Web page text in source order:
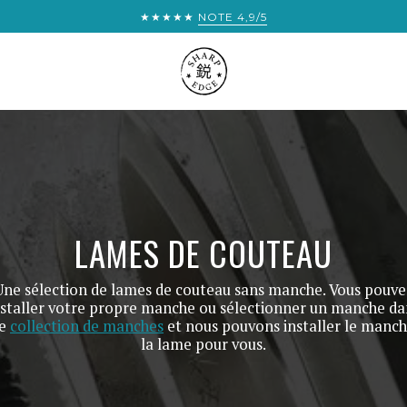
★★★★★ NOTE 4,9/5
LAMES DE COUTEAU
sélection de lames de couteau sans manche. Vous
votre propre manche ou sélectionner un manche
collection de manches et nous pouvons installer le
la lame pour vous.